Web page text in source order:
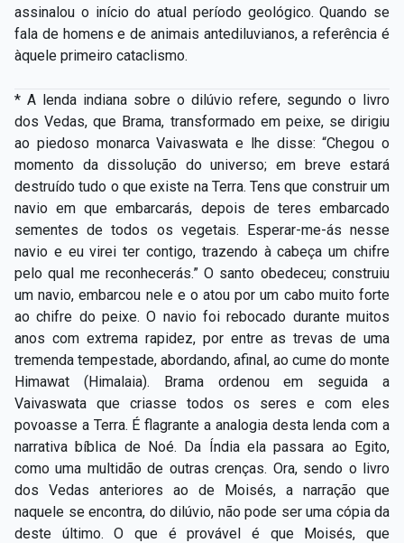
assinalou o início do atual período geológico. Quando se
fala de homens e de animais antediluvianos, a referência é
àquele primeiro cataclismo.
* A lenda indiana sobre o dilúvio refere, segundo o livro
dos Vedas, que Brama, transformado em peixe, se dirigiu
ao piedoso monarca Vaivaswata e lhe disse: “Chegou o
momento da dissolução do universo; em breve estará
destruído tudo o que existe na Terra. Tens que construir um
navio em que embarcarás, depois de teres embarcado
sementes de todos os vegetais. Esperar-­me-­ás nesse
navio e eu virei ter contigo, trazendo à cabeça um chifre
pelo qual me reconhecerás.” O santo obedeceu; construiu
um navio, embarcou nele e o atou por um cabo muito forte
ao chifre do peixe. O navio foi rebocado durante muitos
anos com extrema rapidez, por entre as trevas de uma
tremenda tempestade, abordando, afinal, ao cume do monte
Himawat (Himalaia). Brama ordenou em seguida a
Vaivaswata que criasse todos os seres e com eles
povoasse a Terra. É flagrante a analogia desta lenda com a
narrativa bíblica de Noé. Da Índia ela passara ao Egito,
como uma multidão de outras crenças. Ora, sendo o livro
dos Vedas anteriores ao de Moisés, a narração que
naquele se encontra, do dilúvio, não pode ser uma cópia da
deste último. O que é provável é que Moisés, que